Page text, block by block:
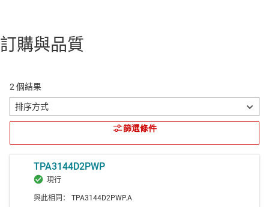
訂購與品質